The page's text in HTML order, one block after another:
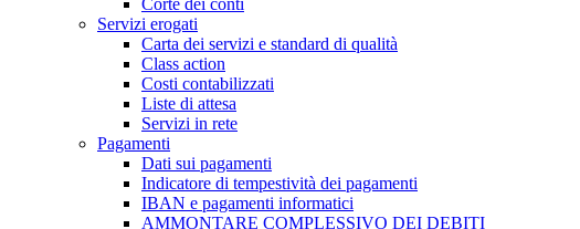
Corte dei conti
Servizi erogati
Carta dei servizi e standard di qualità
Class action
Costi contabilizzati
Liste di attesa
Servizi in rete
Pagamenti
Dati sui pagamenti
Indicatore di tempestività dei pagamenti
IBAN e pagamenti informatici
AMMONTARE COMPLESSIVO DEI DEBITI